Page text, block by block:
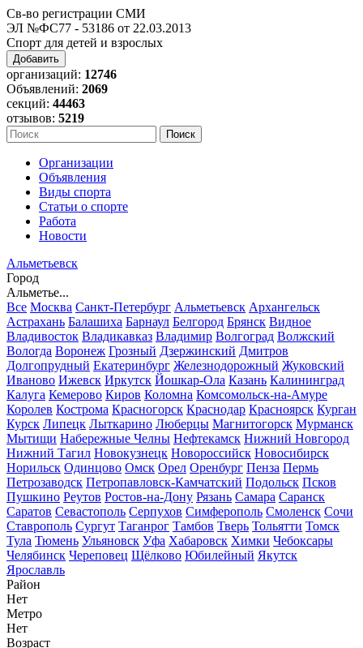
Св-во регистрации СМИ
ЭЛ №ФС77 - 53186 от 22.03.2013
Спорт для детей и взрослых
Добавить
организаций: 12746
Объявлений: 2069
секций: 44463
отзывов: 5219
Организации
Объявления
Виды спорта
Статьи о спорте
Работа
Новости
Альметьевск
Город
Альметье...
Все Москва Санкт-Петербург Альметьевск Архангельск
Астрахань Балашиха Барнаул Белгород Брянск Видное
Владивосток Владикавказ Владимир Волгоград Волжский
Вологда Воронеж Грозный Дзержинский Дмитров
Долгопрудный Екатеринбург Железнодорожный Жуковский
Иваново Ижевск Иркутск Йошкар-Ола Казань Калининград
Калуга Кемерово Киров Коломна Комсомольск-на-Амуре
Королев Кострома Красногорск Краснодар Красноярск Курган
Курск Липецк Лыткарино Люберцы Магнитогорск Мурманск
Мытищи Набережные Челны Нефтекамск Нижний Новгород
Нижний Тагил Новокузнецк Новороссийск Новосибирск
Норильск Одинцово Омск Орел Оренбург Пенза Пермь
Петрозаводск Петропавловск-Камчатский Подольск Псков
Пушкино Реутов Ростов-на-Дону Рязань Самара Саранск
Саратов Севастополь Серпухов Симферополь Смоленск Сочи
Ставрополь Сургут Таганрог Тамбов Тверь Тольятти Томск
Тула Тюмень Ульяновск Уфа Хабаровск Химки Чебоксары
Челябинск Череповец Щёлково Юбилейный Якутск
Ярославль
Район
Нет
Метро
Нет
Возраст